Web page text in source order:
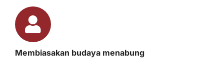
Membiasakan budaya menabung